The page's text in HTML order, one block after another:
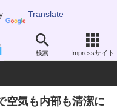
Translate
検索 Impressサイト
空気も内部も清潔に